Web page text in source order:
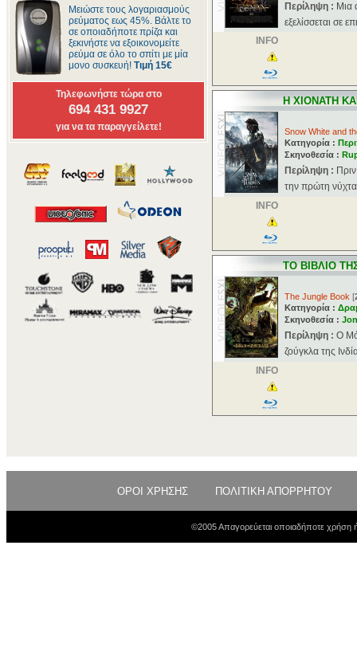
Μειώστε τους λογαριασμούς
ρεύματος εως 45%. Βάλτε το
σε οποιαδήποτε πρίζα και
ξεκινήστε να εξοικονομείτε
ρεύμα σε όλο το σπίτι με μία
μονο συσκευή! Τιμή 15€
Τηλεφωνήστε τώρα στο
694 431 9927
για να τα παραγγείλετε!
Περίληψη : Μια
εξελίσσεται σε
INFO
Η ΧΙΟΝΑΤΗ
Snow White and
Κατηγορία :
Σκηνοθεσία :
Περίληψη :
την πρώτη
INFO
ΤΟ ΒΙΒΛΙΟ
The Jungle Book [
Κατηγορία :
Σκηνοθεσία :
Περίληψη : Ο
ζούγκλα της
INFO
ΟΡΟΙ ΧΡΗΣΗΣ ΠΟΛΙΤΙΚΗ ΑΠΟΡΡΗΤΟΥ
©2005 Απαγορεύεται οποιαδήποτε χρήση